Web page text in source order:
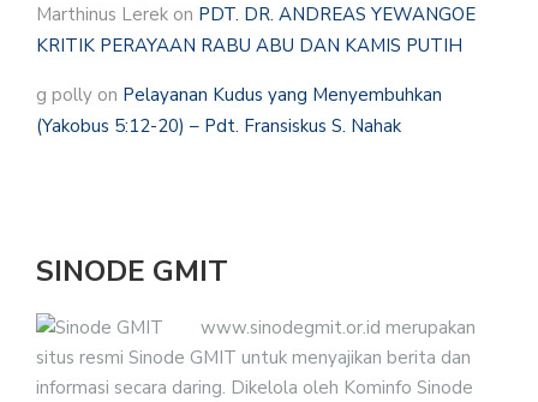
Marthinus Lerek on PDT. DR. ANDREAS YEWANGOE
KRITIK PERAYAAN RABU ABU DAN KAMIS PUTIH
g polly on Pelayanan Kudus yang Menyembuhkan
(Yakobus 5:12-20) – Pdt. Fransiskus S. Nahak
SINODE GMIT
www.sinodegmit.or.id merupakan
situs resmi Sinode GMIT untuk menyajikan berita dan
informasi secara daring. Dikelola oleh Kominfo Sinode